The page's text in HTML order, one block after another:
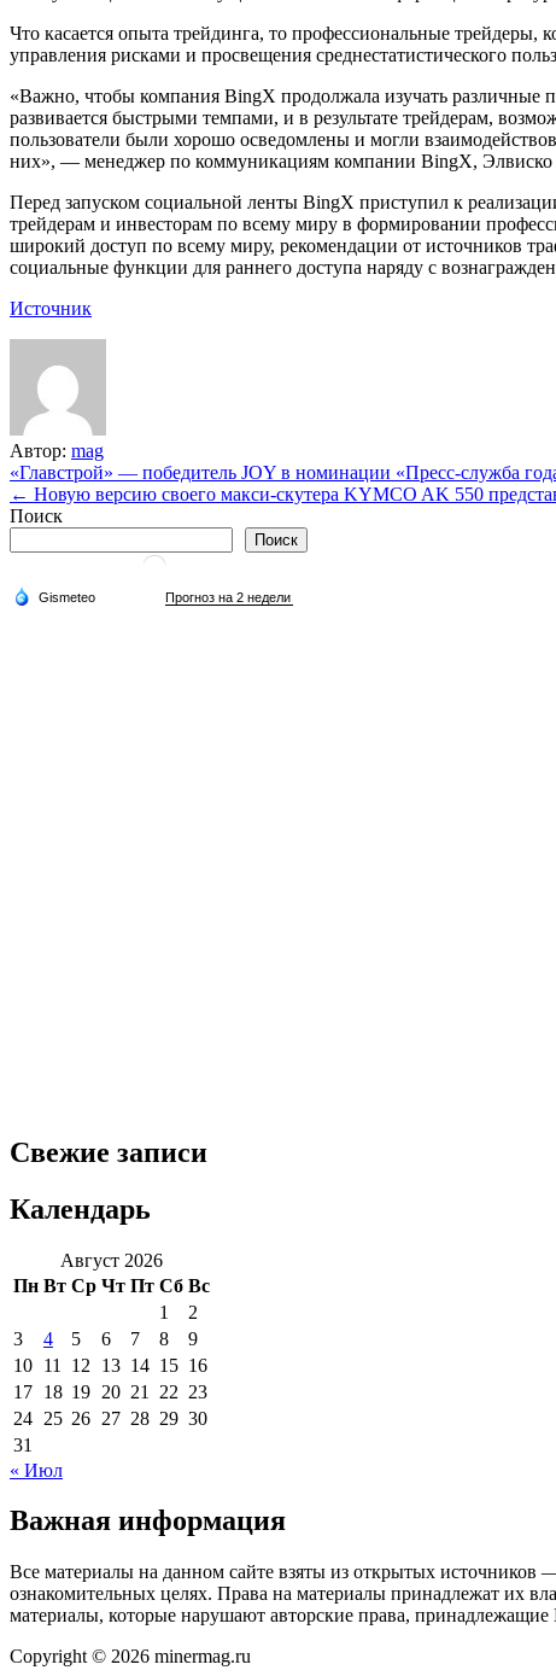
Что касается опыта трейдинга, то профессиональные трейдеры,
управления рисками и просвещения среднестатистического
«Важно, чтобы компания BingX продолжала изучать различные
развивается быстрыми темпами, и в результате трейдерам,
пользователи были хорошо осведомлены и могли
них», — менеджер по коммуникациям компании BingX, Элвиско
Перед запуском социальной ленты BingX приступил к
трейдерам и инвесторам по всему миру в формировании
широкий доступ по всему миру, рекомендации от источников
социальные функции для раннего доступа наряду с
Источник
Автор: mag
Навигация
по
«Главстрой» — победитель JOY в номинации «Пресс-служба
← Новую версию своего макси-скутера KYMCO AK 550
Поиск
Поиск
Свежие записи
Календарь
Август 2026
Пн Вт Ср Чт Пт Сб Вс
1
2
3
4 5 6 7 8
9
10 11 12 13 14 15 16
17 18 19 20 21 22 23
24 25 26 27 28 29 30
31
« Июл
Важная информация
Все материалы на данном сайте взяты из открытых источников
ознакомительных целях. Права на материалы принадлежат их
материалы, которые нарушают авторские права,
Copyright © 2026 minermag.ru